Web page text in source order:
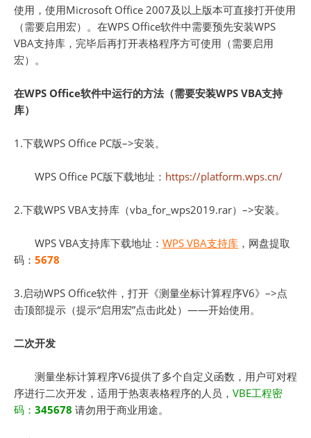
使用，使用Microsoft Office 2007及以上版本可直接打开使用
（需要启用宏）。在WPS Office软件中需要预先安装WPS
VBA支持库，完毕后再打开表格程序方可使用（需要启用
宏）。
在WPS Office软件中运行的方法（需要安装WPS VBA支持
库）
1.下载WPS Office PC版–>安装。
WPS Office PC版下载地址： https://platform.wps.cn/
2.下载WPS VBA支持库（vba_for_wps2019.rar）–>安装。
WPS VBA支持库下载地址： WPS VBA支持库 ，网盘提取
码： 5678
3.启动WPS Office软件，打开《测量坐标计算程序V6》–>点
击顶部提示（提示“启用宏”点击此处）——开始使用。
二次开发
测量坐标计算程序V6提供了多个自定义函数，用户可对程
序进行二次开发，适用于热衷表格程序的人员， VBE工程密
码： 345678 请勿用于商业用途。